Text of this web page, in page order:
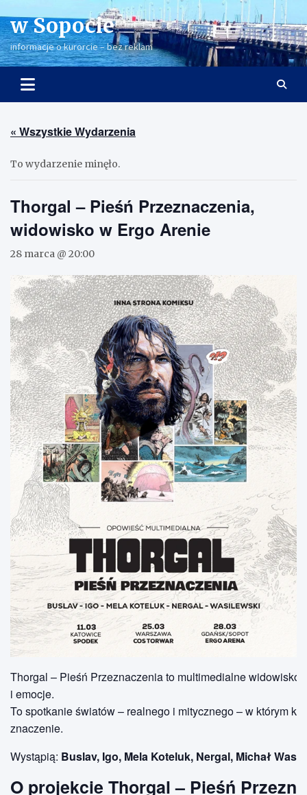
to
content
w Sopocie
informacje o kurorcie – bez reklam
« Wszystkie Wydarzenia
To wydarzenie minęło.
Thorgal – Pieśń Przeznaczenia,
widowisko w Ergo Arenie
28 marca @ 20:00
Thorgal – Pieśń Przeznaczenia to multimedialne widowisko,
i emocje.
To spotkanie światów – realnego i mitycznego – w którym
znaczenie.
Wystąpią: Buslav, Igo, Mela Koteluk, Nergal, Michał
O projekcie Thorgal – Pieśń